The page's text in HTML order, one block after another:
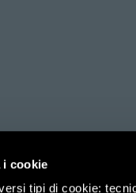
i cookie
tipi di cookie: